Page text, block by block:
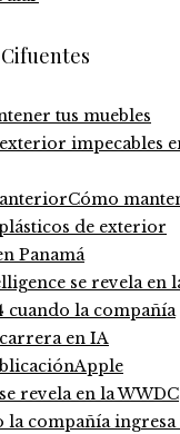
Cómo
de exterior
Panamá
Apple
revela en la WWDC
la compañía ingresa